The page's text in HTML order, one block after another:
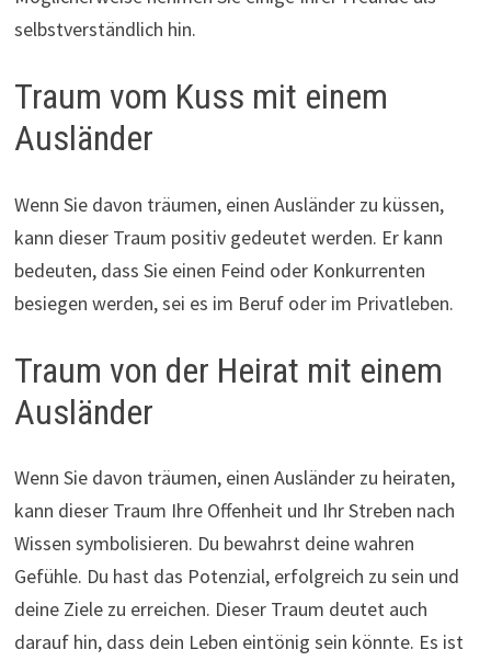
selbstverständlich hin.
Traum vom Kuss mit einem
Ausländer
Wenn Sie davon träumen, einen Ausländer zu küssen,
kann dieser Traum positiv gedeutet werden. Er kann
bedeuten, dass Sie einen Feind oder Konkurrenten
besiegen werden, sei es im Beruf oder im Privatleben.
Traum von der Heirat mit einem
Ausländer
Wenn Sie davon träumen, einen Ausländer zu heiraten,
kann dieser Traum Ihre Offenheit und Ihr Streben nach
Wissen symbolisieren. Du bewahrst deine wahren
Gefühle. Du hast das Potenzial, erfolgreich zu sein und
deine Ziele zu erreichen. Dieser Traum deutet auch
darauf hin, dass dein Leben eintönig sein könnte. Es ist